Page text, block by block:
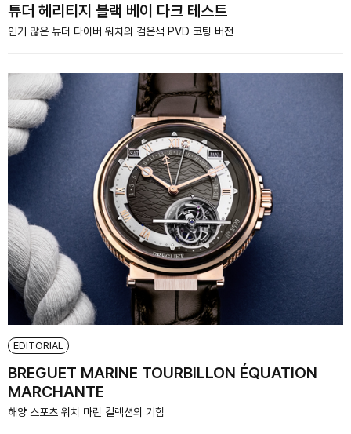
튜더 헤리티지 블랙 베이 다크 테스트
인기 많은 튜더 다이버 워치의 검은색 PVD 코팅 버전
EDITORIAL
BREGUET MARINE TOURBILLON ÉQUATION
MARCHANTE
해양 스포츠 워치 마린 컬렉션의 기함